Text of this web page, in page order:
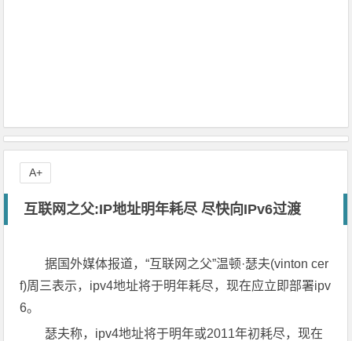
互联网之父:IP地址明年耗尽 尽快向IPv6过渡
据国外媒体报道，“互联网之父”温顿·瑟夫(vinton cer
f)周三表示，ipv4地址将于明年耗尽，现在应立即部署ipv
6。
瑟夫称，ipv4地址将于明年或2011年初耗尽，现在
A+